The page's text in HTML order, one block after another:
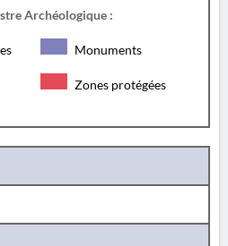
Archéologique :
Monuments
Zones protégées